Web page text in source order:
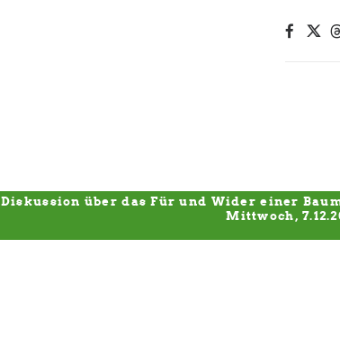
Diskussion über das Für und Wider einer
Mittwoch,